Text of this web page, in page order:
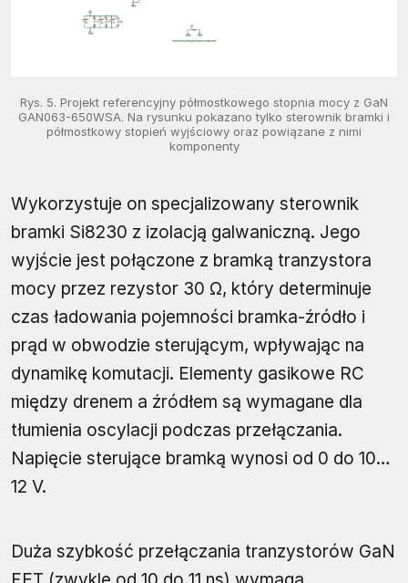
Rys. 5. Projekt referencyjny półmostkowego stopnia mocy z GaN
GAN063-650WSA. Na rysunku pokazano tylko sterownik bramki i
półmostkowy stopień wyjściowy oraz powiązane z nimi
komponenty
Wykorzystuje on specjalizowany sterownik
bramki Si8230 z izolacją galwaniczną. Jego
wyjście jest połączone z bramką tranzystora
mocy przez rezystor 30 Ω, który determinuje
czas ładowania pojemności bramka-źródło i
prąd w obwodzie sterującym, wpływając na
dynamikę komutacji. Elementy gasikowe RC
między drenem a źródłem są wymagane dla
tłumienia oscylacji podczas przełączania.
Napięcie sterujące bramką wynosi od 0 do 10…
12 V.
Duża szybkość przełączania tranzystorów GaN